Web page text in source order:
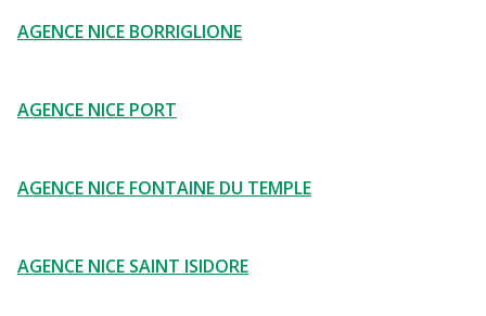
AGENCE NICE BORRIGLIONE
AGENCE NICE PORT
AGENCE NICE FONTAINE DU TEMPLE
AGENCE NICE SAINT ISIDORE